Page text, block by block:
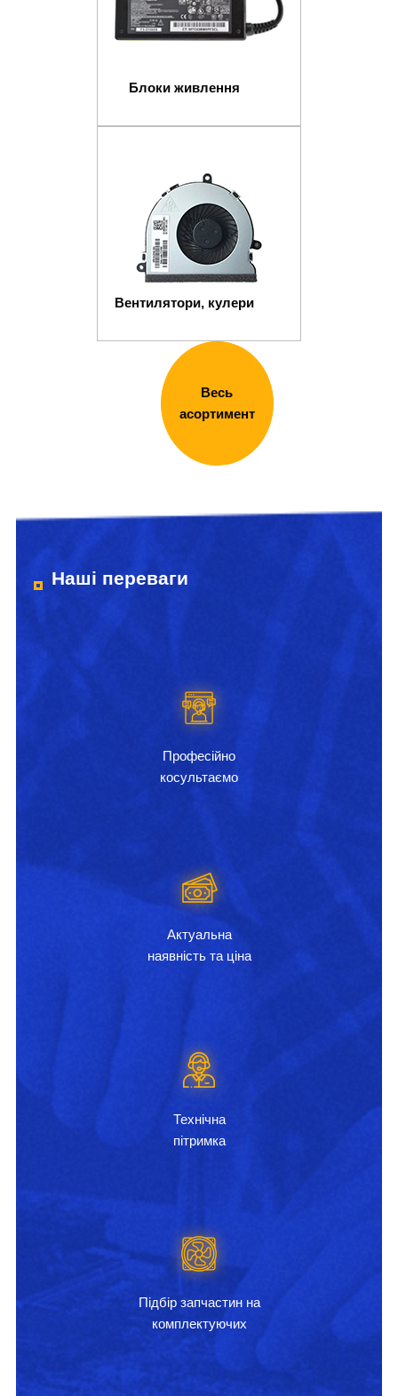
Блоки живлення
Вентилятори, кулери
Весь
асортимент
Наші переваги
Професійно
косультаємо
Актуальна
наявність та ціна
Технічна
пітримка
Підбір запчастин на
комплектуючих